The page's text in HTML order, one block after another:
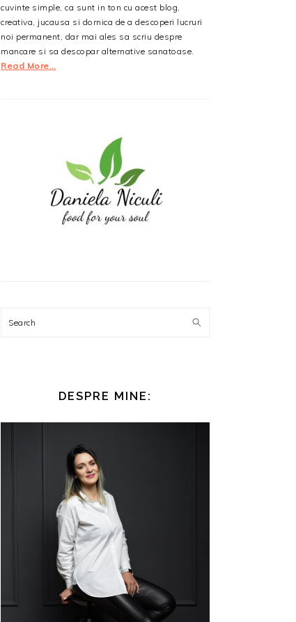
cuvinte simple, ca sunt in ton cu acest blog,
creativa, jucausa si dornica de a descoperi lucruri
noi permanent, dar mai ales sa scriu despre
mancare si sa descopar alternative sanatoase.
Read More…
Search
DESPRE MINE: